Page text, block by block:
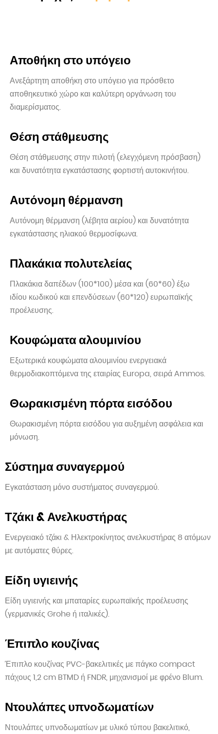
Αποθήκη στο υπόγειο
Ανεξάρτητη αποθήκη στο υπόγειο για πρόσθετο
αποθηκευτικό χώρο και καλύτερη οργάνωση του
διαμερίσματος.
Θέση στάθμευσης
Θέση στάθμευσης στην πιλοτή (ελεγχόμενη πρόσβαση)
και δυνατότητα εγκατάστασης φορτιστή αυτοκινήτου.
Αυτόνομη θέρμανση
Αυτόνομη θέρμανση (λέβητα αερίου) και δυνατότητα
εγκατάστασης ηλιακού θερμοσίφωνα.
Πλακάκια πολυτελείας
Πλακάκια δαπέδων (100*100) μέσα και (60*60) έξω
ιδίου κωδικού και επενδύσεων (60*120) ευρωπαϊκής
προέλευσης.
Κουφώματα αλουμινίου
Εξωτερικά κουφώματα αλουμινίου ενεργειακά
θερμοδιακοπτόμενα της εταιρίας Europa, σειρά Ammos.
Θωρακισμένη πόρτα εισόδου
Θωρακισμένη πόρτα εισόδου για αυξημένη ασφάλεια και
μόνωση.
Σύστημα συναγερμού
Εγκατάσταση μόνο συστήματος συναγερμού.
Τζάκι & Ανελκυστήρας
Ενεργειακό τζάκι & Ηλεκτροκίνητος ανελκυστήρας 8 ατόμων
με αυτόματες θύρες.
Είδη υγιεινής
Είδη υγιεινής και μπαταρίες ευρωπαϊκής προέλευσης
(γερμανικές Grohe ή ιταλικές).
Έπιπλο κουζίνας
Έπιπλο κουζίνας PVC-βακελιτικές με πάγκο compact
πάχους 1,2 cm BTMD ή FNDR, μηχανισμοί με φρένο Blum.
Ντουλάπες υπνοδωματίων
Ντουλάπες υπνοδωματίων με υλικό τύπου βακελιτικό,